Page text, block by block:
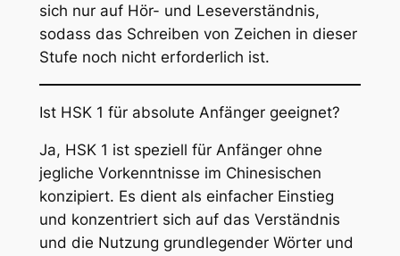
sich nur auf Hör- und Leseverständnis,
sodass das Schreiben von Zeichen in dieser
Stufe noch nicht erforderlich ist.
Ist HSK 1 für absolute Anfänger geeignet?
Ja, HSK 1 ist speziell für Anfänger ohne
jegliche Vorkenntnisse im Chinesischen
konzipiert. Es dient als einfacher Einstieg
und konzentriert sich auf das Verständnis
und die Nutzung grundlegender Wörter und